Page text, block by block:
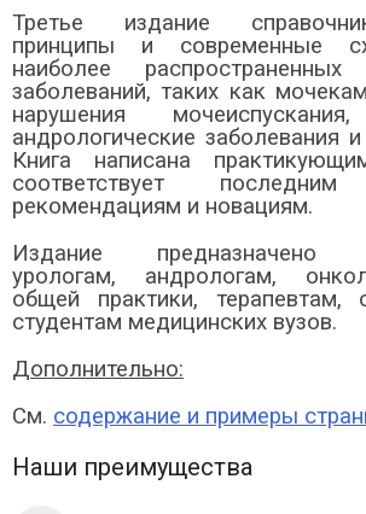
Третье издание
принципы и современные
наиболее распространенных
заболеваний, таких как
нарушения
андрологические заболевания
Книга написана
соответствует последним
рекомендациям и новациям.
Издание предназначено
урологам, андрологам,
общей практики, терапевтам,
студентам медицинских вузов.
Дополнительно:
См. содержание и примеры
Наши преимущества